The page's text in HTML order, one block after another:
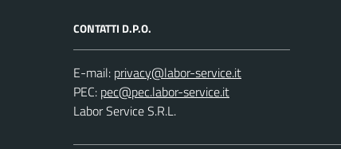
CONTATTI D.P.O.
E-mail:
PEC:
Labor Service S.R.L.